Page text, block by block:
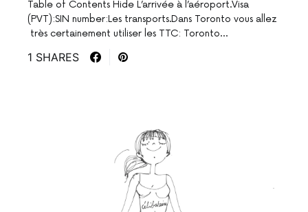
Table of Contents Hide L’arrivée à l’aéroport.Visa
(PVT):SIN number:Les transports.Dans Toronto vous allez
très certainement utiliser les TTC: Toronto…
1 SHARES